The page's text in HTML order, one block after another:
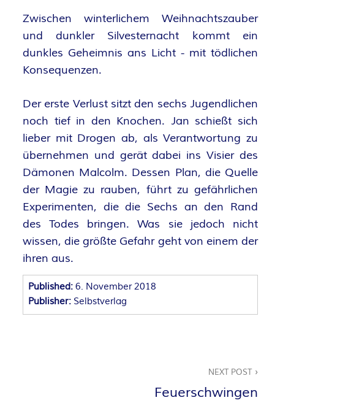
Zwischen winterlichem Weihnachtszauber
und dunkler Silvesternacht kommt ein
dunkles Geheimnis ans Licht - mit tödlichen
Konsequenzen.
Der erste Verlust sitzt den sechs Jugendlichen
noch tief in den Knochen. Jan schießt sich
lieber mit Drogen ab, als Verantwortung zu
übernehmen und gerät dabei ins Visier des
Dämonen Malcolm. Dessen Plan, die Quelle
der Magie zu rauben, führt zu gefährlichen
Experimenten, die die Sechs an den Rand
des Todes bringen. Was sie jedoch nicht
wissen, die größte Gefahr geht von einem der
ihren aus.
Published: 6. November 2018
Publisher: Selbstverlag
NEXT POST
Feuerschwingen